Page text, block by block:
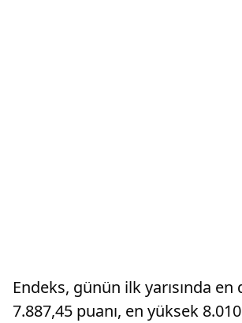
Endeks, günün ilk yarısında en
7.887,45 puanı, en yüksek